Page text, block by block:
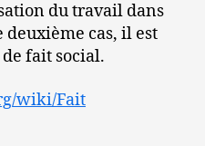
du travail dans
deuxième cas, il est
fait social.
wiki/Fait